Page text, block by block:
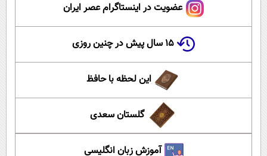
عضویت در اینستاگرام عصر ایران
۱۵ سال پیش در چنین روزی
این لحظه با حافظ
گلستان سعدی
آموزش زبان انگلیسی